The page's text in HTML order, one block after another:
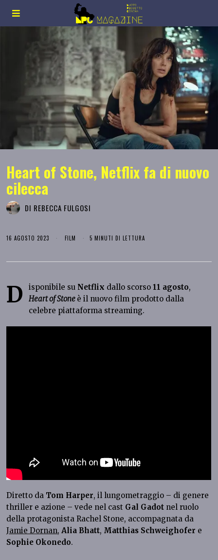
Heart of Stone, Netflix fa di nuovo
cilecca
DI REBECCA FULGOSI
16 AGOSTO 2023 FILM 5 MINUTI DI LETTURA
D isponibile su Netflix dallo scorso11 agosto,
Heart of Stone è il nuovo film prodotto dalla
celebre piattaforma streaming.
Diretto da Tom Harper, il lungometraggio – di genere
thriller e azione – vede nel cast Gal Gadot nel ruolo
della protagonista Rachel Stone, accompagnata da
Jamie Dornan,Alia Bhatt, Matthias Schweighofer e
Sophie Okonedo.